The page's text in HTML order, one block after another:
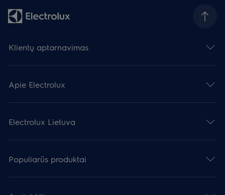
Klientų aptarnavimas
Apie Electrolux
Electrolux Lietuva
Populiarūs produktai